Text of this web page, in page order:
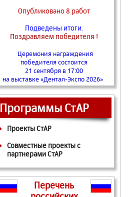
Опубликовано 8 работ
Подведены итоги.
Поздравляем победителя !
Церемония награждения
победителя состоится
21 сентября в 17:00
на выставке «Дентал-Экспо 2026»
Программы СтАР
Проекты СтАР
Совместные проекты с
партнерами СтАР
Перечень